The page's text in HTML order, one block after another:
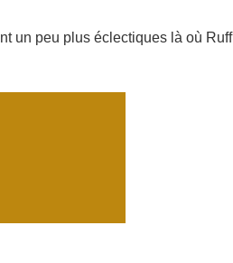
un peu plus éclectiques là où Ruff